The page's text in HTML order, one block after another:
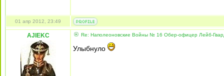
01 апр 2012, 23:49
AJIEKC Re: Наполеоновские Войны № 16 Обер-офицер Лейб-
Улыбнуло